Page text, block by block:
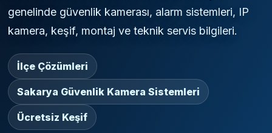
genelinde güvenlik kamerası, alarm sistemleri, IP
kamera, keşif, montaj ve teknik servis bilgileri.
İlçe Çözümleri
Sakarya Güvenlik Kamera Sistemleri
Ücretsiz Keşif